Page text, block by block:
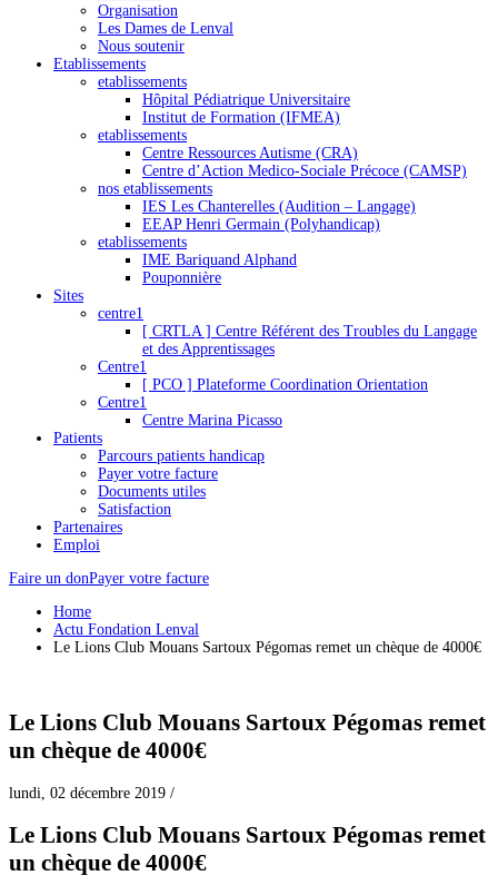
Organisation
Les Dames de Lenval
Nous soutenir
Etablissements
etablissements
Hôpital Pédiatrique Universitaire
Institut de Formation (IFMEA)
etablissements
Centre Ressources Autisme (CRA)
Centre d’Action Medico-Sociale Précoce (CAMSP)
nos etablissements
IES Les Chanterelles (Audition – Langage)
EEAP Henri Germain (Polyhandicap)
etablissements
IME Bariquand Alphand
Pouponnière
Sites
centre1
[ CRTLA ] Centre Référent des Troubles du Langage
et des Apprentissages
Centre1
[ PCO ] Plateforme Coordination Orientation
Centre1
Centre Marina Picasso
Patients
Parcours patients handicap
Payer votre facture
Documents utiles
Satisfaction
Partenaires
Emploi
Faire un donPayer votre facture
Home
Actu Fondation Lenval
Le Lions Club Mouans Sartoux Pégomas remet un chèque de 4000€
Le Lions Club Mouans Sartoux Pégomas remet
un chèque de 4000€
lundi, 02 décembre 2019 /
Le Lions Club Mouans Sartoux Pégomas remet
un chèque de 4000€